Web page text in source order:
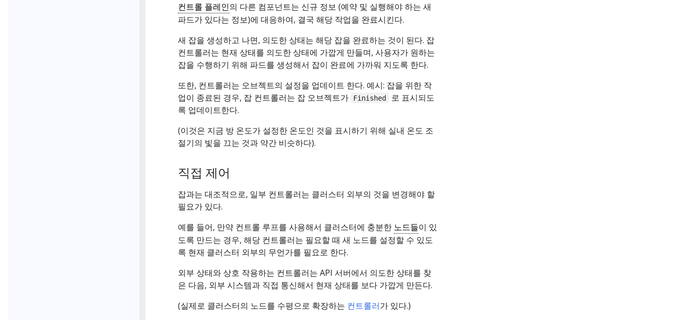
컨트롤 플레인의 다른 컴포넌트는 신규 정보 (예약 및 실행해야 하는 새
파드가 있다는 정보)에 대응하여, 결국 해당 작업을 완료시킨다.
새 잡을 생성하고 나면, 의도한 상태는 해당 잡을 완료하는 것이 된다. 잡
컨트롤러는 현재 상태를 의도한 상태에 가깝게 만들며, 사용자가 원하는
잡을 수행하기 위해 파드를 생성해서 잡이 완료에 가까워 지도록 한다.
또한, 컨트롤러는 오브젝트의 설정을 업데이트 한다. 예시: 잡을 위한 작
업이 종료된 경우, 잡 컨트롤러는 잡 오브젝트가
Finished
로 표시되도
록 업데이트한다.
(이것은 지금 방 온도가 설정한 온도인 것을 표시하기 위해 실내 온도 조
절기의 빛을 끄는 것과 약간 비슷하다).
직접 제어
잡과는 대조적으로, 일부 컨트롤러는 클러스터 외부의 것을 변경해야 할
필요가 있다.
예를 들어, 만약 컨트롤 루프를 사용해서 클러스터에 충분한 노드들이 있
도록 만드는 경우, 해당 컨트롤러는 필요할 때 새 노드를 설정할 수 있도
록 현재 클러스터 외부의 무언가를 필요로 한다.
외부 상태와 상호 작용하는 컨트롤러는 API 서버에서 의도한 상태를 찾
은 다음, 외부 시스템과 직접 통신해서 현재 상태를 보다 가깝게 만든다.
(실제로 클러스터의 노드를 수평으로 확장하는 컨트롤러가 있다.)